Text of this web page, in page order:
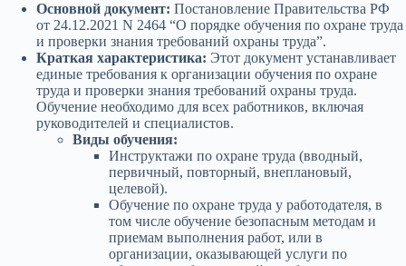
Основной документ: Постановление Правительства РФ
от 24.12.2021 N 2464 “О порядке обучения по охране труда
и проверки знания требований охраны труда”.
Краткая характеристика: Этот документ устанавливает
единые требования к организации обучения по охране
труда и проверки знания требований охраны труда.
Обучение необходимо для всех работников, включая
руководителей и специалистов.
Виды обучения:
Инструктажи по охране труда (вводный,
первичный, повторный, внеплановый,
целевой).
Обучение по охране труда у работодателя, в
том числе обучение безопасным методам и
приемам выполнения работ, или в
организации, оказывающей услуги по